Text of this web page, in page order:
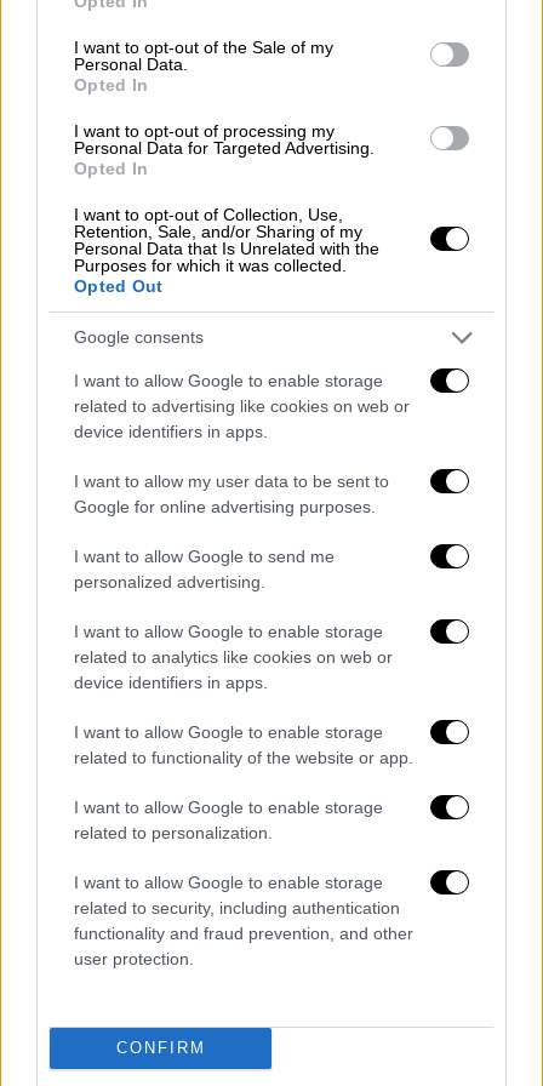
use your data for below specified purposes in below Google
consent section.
I want to opt-out of the Sale of my
Personal Data.
Opted In
I want to opt-out of processing my
Personal Data for Targeted Advertising.
Opted In
I want to opt-out of Collection, Use,
Retention, Sale, and/or Sharing of my
Personal Data that Is Unrelated with the
Purposes for which it was collected.
Opted Out
Google consents
I want to allow Google to enable storage
related to advertising like cookies on web or
device identifiers in apps.
I want to allow my user data to be sent to
Google for online advertising purposes.
I want to allow Google to send me
personalized advertising.
I want to allow Google to enable storage
related to analytics like cookies on web or
device identifiers in apps.
I want to allow Google to enable storage
related to functionality of the website or app.
I want to allow Google to enable storage
related to personalization.
I want to allow Google to enable storage
related to security, including authentication
functionality and fraud prevention, and other
user protection.
CONFIRM
υποστήριξε «είμαι αθώος, με κατηγορούν
επειδή γνώριζα τον καπετάνιο». Ένας άλλος
εξηγεί πως προσπαθούσα να βάλω τάξη στο
γίνονταν φασαρίες. Δεν είμαι μέλος
κυκλώματος. ό,τι έκανα το έκανα μόνος μου
προκειμένου να βοηθήσω για να έχουμε ένα
ήρεμο ταξίδι»
Συγκλονιστικές μαρτυρίες
Την ίδια ώρα αίσθηση προκαλούν οι
συμπληρωματικές μαρτυρίες μεταναστών
που υποστηρίζουν ότι το ναυάγιο οφείλεται
σε λάθος χειρισμό του σκάφους του
λιμενικού. «Προσπάθησε το ελληνικό πλοίο
να μας τραβήξει, έκανε μια κλίση το δικό μας
Κλίση αριστερά ο κόσμος δεξιά, στην άλλη
κλίση δεξιά ο κόσμος πήγαινε αριστερά,
άλλη μια κλίση και έφυγε το καράβι επειδή
ήταν υπερφορτωμένο έφυγε και
αναποδογύρισε. Όταν έδεσε το ελληνικό
πλοίο τα σχοινιά, ο κόσμος ηρέμησε.
Πιστεύω ότι το τράβηξαν πιο γρήγορα και
ΟΛΕΣ ΟΙ ΕΙΔΗΣΕΙΣ
Κως: Μυστήριο με τα τελευταία SMS
της 27χρονης Αναστάζια προς τον
σύντροφό της – Πού εστιάζουν οι αρχές
υπεύθυνοι - Αδειάζει η κλεψύδρα για το
πλήρωμα